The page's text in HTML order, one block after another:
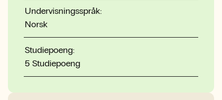
Undervisningsspråk:
Norsk
Studiepoeng:
5 Studiepoeng